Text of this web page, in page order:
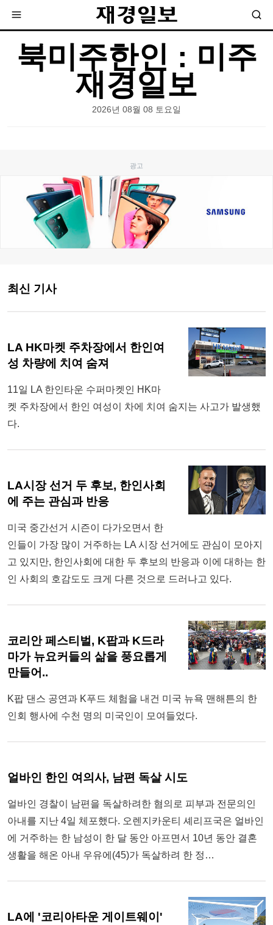
북미주한인 : 미주
재경일보
2026년 08월 08 토요일
최신 기사
LA HK마켓 주차장에서 한인여
성 차량에 치여 숨져
11일 LA 한인타운 수퍼마켓인 HK마
켓 주차장에서 한인 여성이 차에 치여 숨지는 사고가 발생했
다.
LA시장 선거 두 후보, 한인사회
에 주는 관심과 반응
미국 중간선거 시즌이 다가오면서 한
인들이 가장 많이 거주하는 LA 시장 선거에도 관심이 모아지
고 있지만, 한인사회에 대한 두 후보의 반응과 이에 대하는 한
인 사회의 호감도도 크게 다른 것으로 드러나고 있다.
코리안 페스티벌, K팝과 K드라
마가 뉴요커들의 삶을 풍요롭게
만들어..
K팝 댄스 공연과 K푸드 체험을 내건 미국 뉴욕 맨해튼의 한
인회 행사에 수천 명의 미국인이 모여들었다.
얼바인 한인 여의사, 남편 독살 시도
얼바인 경찰이 남편을 독살하려한 혐의로 피부과 전문의인
아내를 지난 4일 체포했다. 오렌지카운티 셰리프국은 얼바인
에 거주하는 한 남성이 한 달 동안 아프면서 10년 동안 결혼
생활을 해온 아내 우유에(45)가 독살하려 한 정…
LA에 '코리아타운 게이트웨이'